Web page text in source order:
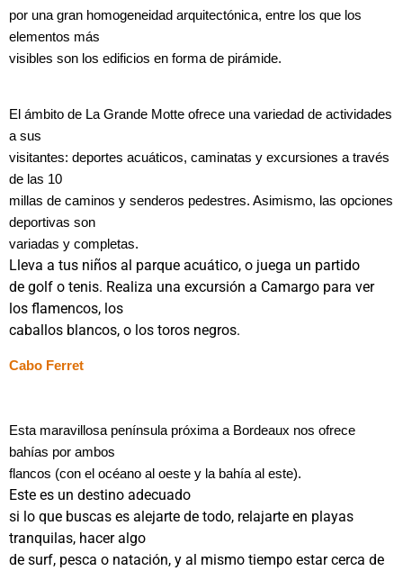
por una gran homogeneidad arquitectónica, entre los que los
elementos más
visibles son los edificios en forma de pirámide.
El ámbito de La Grande Motte ofrece una variedad de actividades
a sus
visitantes: deportes acuáticos, caminatas y excursiones a través
de las 10
millas de caminos y senderos pedestres. Asimismo, las opciones
deportivas son
variadas y completas.
Lleva a tus niños al parque acuático, o juega un partido
de golf o tenis. Realiza una excursión a Camargo para ver
los flamencos, los
caballos blancos, o los toros negros.
Cabo Ferret
Esta maravillosa península próxima a Bordeaux nos ofrece
bahías por ambos
flancos (con el océano al oeste y la bahía al este).
Este es un destino adecuado
si lo que buscas es alejarte de todo, relajarte en playas
tranquilas, hacer algo
de surf, pesca o natación, y al mismo tiempo estar cerca de